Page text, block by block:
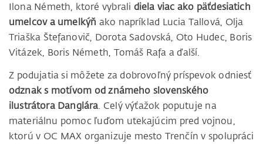
Ilona Németh, ktoré vybrali diela viac ako päťdesiatich
umelcov a umelkýň ako napríklad Lucia Tallová, Olja
Triaška Štefanovič, Dorota Sadovská, Oto Hudec, Boris
Vitázek, Boris Németh, Tomáš Rafa a ďalší.
Z podujatia si môžete za dobrovoľný príspevok odniesť
odznak s motívom od známeho slovenského
ilustrátora Danglára. Celý výťažok poputuje na
materiálnu pomoc ľuďom utekajúcim pred vojnou,
ktorú v OC MAX organizuje mesto Trenčín v spolupráci